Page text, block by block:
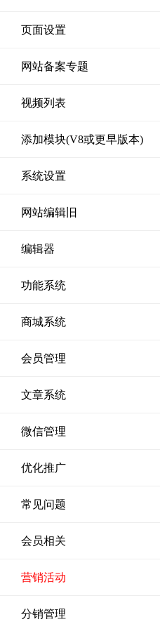
页面设置
网站备案专题
视频列表
添加模块(V8或更早版本)
系统设置
网站编辑旧
编辑器
功能系统
商城系统
会员管理
文章系统
微信管理
优化推广
常见问题
会员相关
营销活动
分销管理